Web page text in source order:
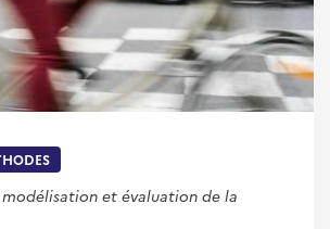
modélisation et évaluation de la